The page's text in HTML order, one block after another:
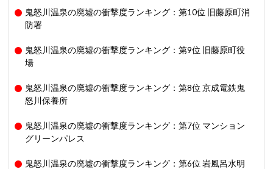
鬼怒川温泉の廃墟の衝撃度ランキング：第10位 旧藤原町消
防署
鬼怒川温泉の廃墟の衝撃度ランキング：第9位 旧藤原町役
場
鬼怒川温泉の廃墟の衝撃度ランキング：第8位 京成電鉄鬼
怒川保養所
鬼怒川温泉の廃墟の衝撃度ランキング：第7位 マンション
グリーンパレス
鬼怒川温泉の廃墟の衝撃度ランキング：第6位 岩風呂水明